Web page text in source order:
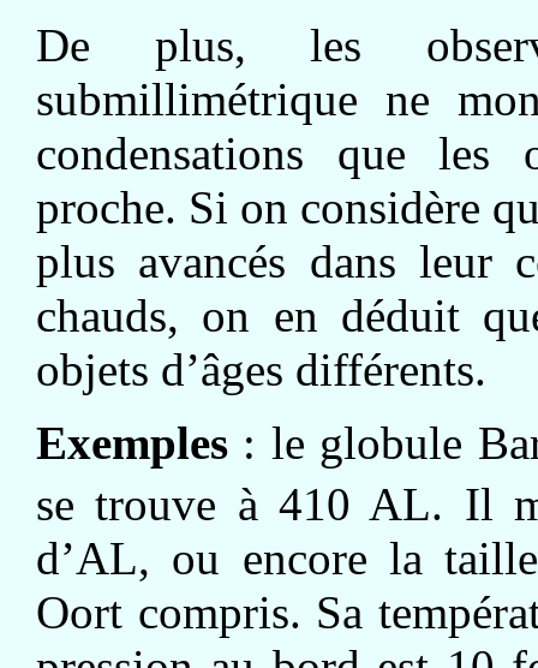
De plus, les
submillimétrique ne
condensations que les
proche. Si on considère
plus avancés dans leur
chauds, on en déduit
objets d’âges différents.
Exemples : le globule
se trouve à 410 AL. Il
d’AL, ou encore la
Oort compris. Sa